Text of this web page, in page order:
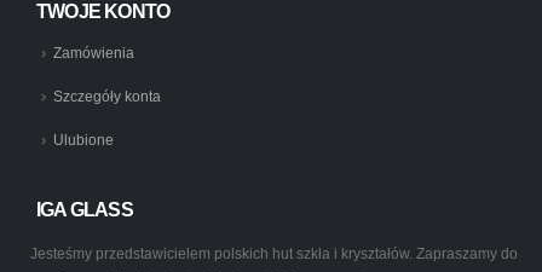
TWOJE KONTO
Zamówienia
Szczegóły konta
Ulubione
IGA GLASS
Jesteśmy przedstawicielem polskich hut szkła i kryształów. Zapraszamy do